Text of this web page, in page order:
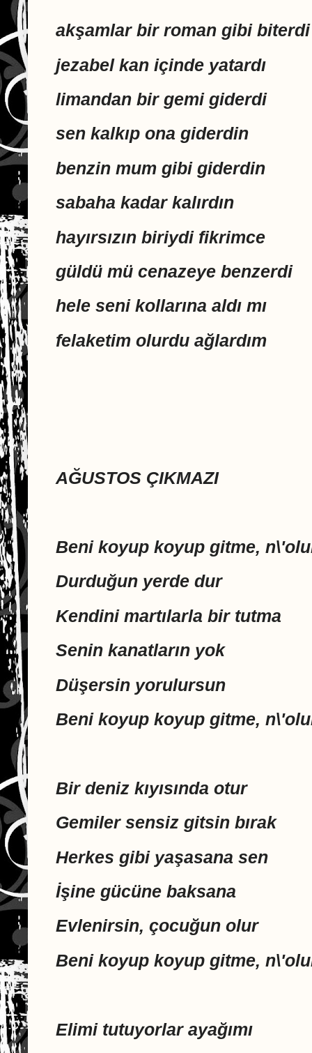
akşamlar bir roman gibi biterdi
jezabel kan içinde yatardı
limandan bir gemi giderdi
sen kalkıp ona giderdin
benzin mum gibi giderdin
sabaha kadar kalırdın
hayırsızın biriydi fikrimce
güldü mü cenazeye benzerdi
hele seni kollarına aldı mı
felaketim olurdu ağlardım
AĞUSTOS ÇIKMAZI
Beni koyup koyup gitme,
Durduğun yerde dur
Kendini martılarla bir tutma
Senin kanatların yok
Düşersin yorulursun
Beni koyup koyup gitme,
Bir deniz kıyısında otur
Gemiler sensiz gitsin bırak
Herkes gibi yaşasana sen
İşine gücüne baksana
Evlenirsin, çocuğun olur
Beni koyup koyup gitme,
Elimi tutuyorlar ayağımı